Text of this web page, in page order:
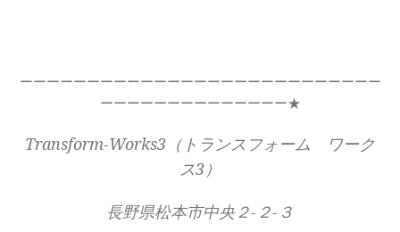
ーーーーーーーーーーーーーーーーーーーーーーーーーーー
ーーーーーーーーーーーーーー★
Transform-Works3（トランスフォーム ワーク
ス3）
長野県松本市中央２-２-３